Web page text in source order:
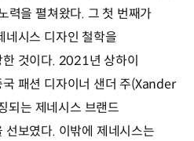
력을 펼쳐왔다. 그 첫 번째가
네시스 디자인 철학을
것이다. 2021년 상하이
패션 디자이너 샌더 주(Xander
되는 제네시스 브랜드
선보였다. 이밖에 제네시스는